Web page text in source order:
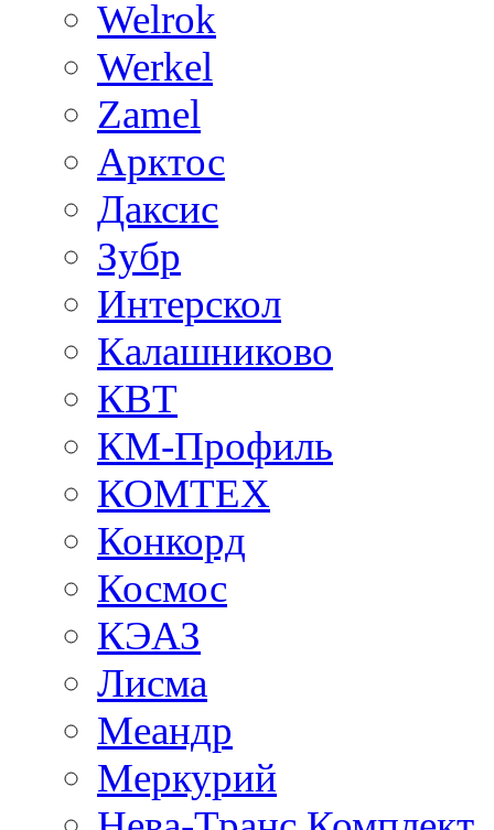
Welrok
Werkel
Zamel
Арктос
Даксис
Зубр
Интерскол
Калашниково
КВТ
КМ-Профиль
КОМТЕХ
Конкорд
Космос
КЭАЗ
Лисма
Меандр
Меркурий